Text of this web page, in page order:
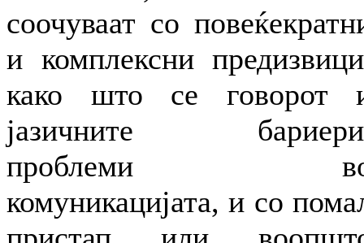
соочуваат со
и комплексни
како што се говорот
јазичните
проблеми
комуникацијата, и со